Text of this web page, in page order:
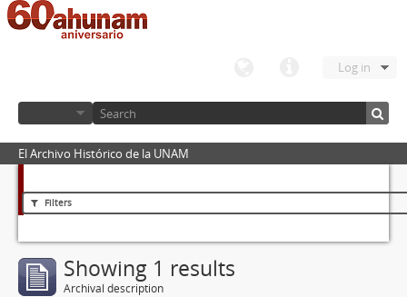
Log in
El Archivo Histórico de la UNAM
Filters
Showing 1 results
Archival description